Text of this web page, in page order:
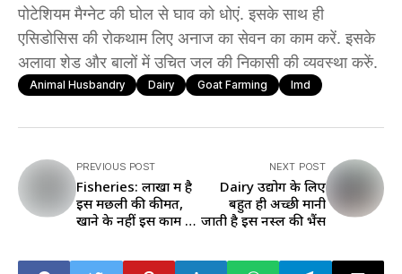
पोटेशियम मैग्नेट की घोल से घाव को धोएं. इसके साथ ही
एसिडोसिस की रोकथाम लिए अनाज का सेवन का काम करें. इसके
अलावा शेड और बालों में उचित जल की निकासी की व्यवस्था करुें.
Animal Husbandry Dairy Goat Farming Imd
PREVIOUS POST
Fisheries: लाखों में है
इस मछली की कीमत,
खाने के नहीं इस काम में
NEXT POST
Dairy उद्योग के लिए
बहुत ही अच्छी मानी
जाती है इस नस्ल की भैंस